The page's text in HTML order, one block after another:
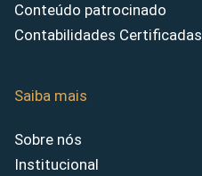
Conteúdo patrocinado
Contabilidades Certificadas
Saiba mais
Sobre nós
Institucional